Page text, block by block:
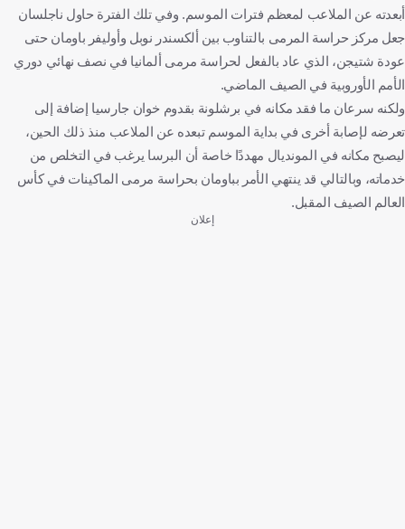
أبعدته عن الملاعب لمعظم فترات الموسم. وفي تلك الفترة حاول ناجلسان
جعل مركز حراسة المرمى بالتناوب بين ألكسندر نوبل وأوليفر باومان حتى
عودة شتيجن، الذي عاد بالفعل لحراسة مرمى ألمانيا في نصف نهائي دوري
الأمم الأوروبية في الصيف الماضي.
ولكنه سرعان ما فقد مكانه في برشلونة بقدوم خوان جارسيا إضافة إلى
تعرضه لإصابة أخرى في بداية الموسم تبعده عن الملاعب منذ ذلك الحين،
ليصبح مكانه في المونديال مهددًا خاصة أن البرسا يرغب في التخلص من
خدماته، وبالتالي قد ينتهي الأمر بباومان بحراسة مرمى الماكينات في كأس
العالم الصيف المقبل.
إعلان